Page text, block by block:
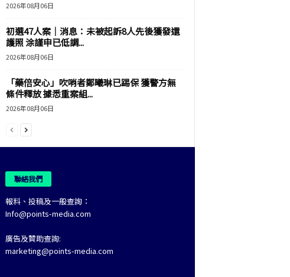
2026年08月06日
初選47人案｜消息：未被起訴8人先後獲發還
護照 涂謹申已低調...
2026年08月06日
「藥倍安心」吹哨者鄭曦琳已踢保 獲警方無
條件釋放 據悉重案組...
2026年08月06日
聯絡我們
報料、投稿及一般查詢：
Info@points-media.com
廣告及贊助查詢:
marketing@points-media.com